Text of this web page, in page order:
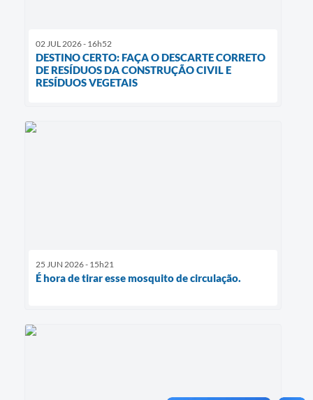
02 JUL 2026 - 16h52
DESTINO CERTO: FAÇA O DESCARTE CORRETO
DE RESÍDUOS DA CONSTRUÇÃO CIVIL E
RESÍDUOS VEGETAIS
25 JUN 2026 - 15h21
É hora de tirar esse mosquito de circulação.